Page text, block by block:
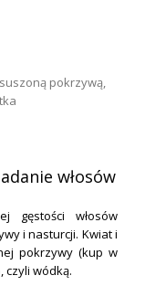
pokrzywą,
włosów
gęstości włosów
i nasturcji. Kwiat i
pokrzywy (kup w
czyli wódką.